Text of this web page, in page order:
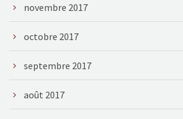
novembre 2017
octobre 2017
septembre 2017
août 2017